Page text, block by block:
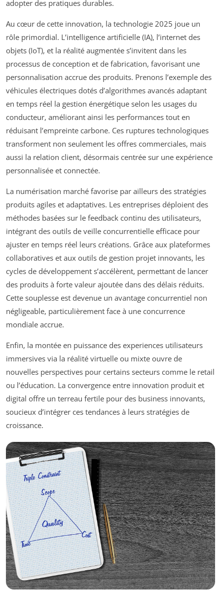
adopter des pratiques durables.
Au cœur de cette innovation, la technologie 2025 joue un
rôle primordial. L’intelligence artificielle (IA), l’internet des
objets (IoT), et la réalité augmentée s’invitent dans les
processus de conception et de fabrication, favorisant une
personnalisation accrue des produits. Prenons l’exemple des
véhicules électriques dotés d’algorithmes avancés adaptant
en temps réel la gestion énergétique selon les usages du
conducteur, améliorant ainsi les performances tout en
réduisant l’empreinte carbone. Ces ruptures technologiques
transforment non seulement les offres commerciales, mais
aussi la relation client, désormais centrée sur une expérience
personnalisée et connectée.
La numérisation marché favorise par ailleurs des stratégies
produits agiles et adaptatives. Les entreprises déploient des
méthodes basées sur le feedback continu des utilisateurs,
intégrant des outils de veille concurrentielle efficace pour
ajuster en temps réel leurs créations. Grâce aux plateformes
collaboratives et aux outils de gestion projet innovants, les
cycles de développement s’accélèrent, permettant de lancer
des produits à forte valeur ajoutée dans des délais réduits.
Cette souplesse est devenue un avantage concurrentiel non
négligeable, particulièrement face à une concurrence
mondiale accrue.
Enfin, la montée en puissance des experiences utilisateurs
immersives via la réalité virtuelle ou mixte ouvre de
nouvelles perspectives pour certains secteurs comme le retail
ou l’éducation. La convergence entre innovation produit et
digital offre un terreau fertile pour des business innovants,
soucieux d’intégrer ces tendances à leurs stratégies de
croissance.